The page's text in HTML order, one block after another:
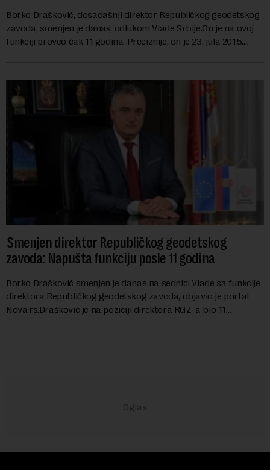
Borko Drašković, dosadašnji direktor Republičkog geodetskog
zavoda, smenjen je danas, odlukom Vlade Srbije.On je na ovoj
funkciji proveo čak 11 godina. Preciznije, on je 23. jula 2015.
Smenjen direktor Republičkog geodetskog
zavoda: Napušta funkciju posle 11 godina
Borko Drašković smenjen je danas na sednici Vlade sa funkcije
direktora Republičkog geodetskog zavoda, objavio je portal
Nova.rs.Drašković je na poziciji direktora RGZ-a bio 11